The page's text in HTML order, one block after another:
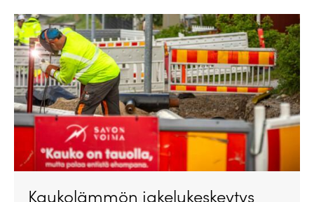
Kaukolämmön jakelukeskeytys